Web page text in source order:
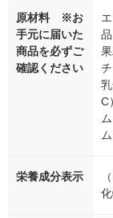
原材料 ※お
手元に届いた
商品を必ずご
確認ください
C
栄養成分表示